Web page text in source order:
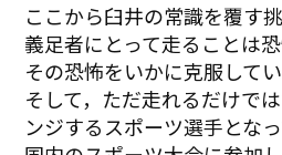
ここから臼井の常識を覆す
義足者にとって走ることは恐
その恐怖をいかに克服してい
そして，ただ走れるだけで
ンジするスポーツ選手となっ